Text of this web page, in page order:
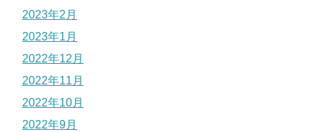
2023年2月
2023年1月
2022年12月
2022年11月
2022年10月
2022年9月